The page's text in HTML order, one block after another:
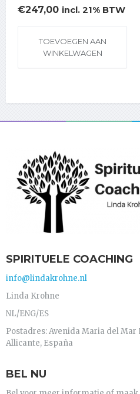
€247,00 incl. 21% BTW
TOEVOEGEN AAN
WINKELWAGEN
SPIRITUELE COACHING
info@lindakrohne.nl
Linda Krohne
NL/ENG/ES
Postadres: Avenida Maria del Mar
Allicante, España
BEL NU